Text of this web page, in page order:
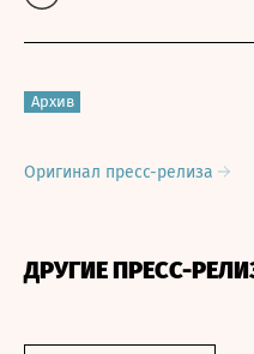
Архив
Оригинал пресс-релиза
ДРУГИЕ ПРЕСС-